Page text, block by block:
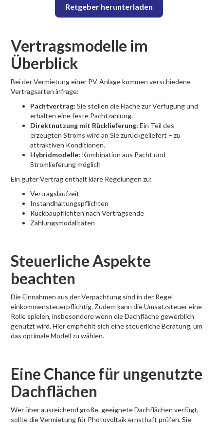
Retgeber herunterladen
Vertragsmodelle im
Überblick
Bei der Vermietung einer PV-Anlage kommen verschiedene
Vertragsarten infrage:
Pachtvertrag: Sie stellen die Fläche zur Verfügung und
erhalten eine feste Pachtzahlung.
Direktnutzung mit Rücklieferung: Ein Teil des
erzeugten Stroms wird an Sie zurückgeliefert – zu
attraktiven Konditionen.
Hybridmodelle: Kombination aus Pacht und
Stromlieferung möglich
Ein guter Vertrag enthält klare Regelungen zu:
Vertragslaufzeit
Instandhaltungspflichten
Rückbaupflichten nach Vertragsende
Zahlungsmodalitäten
Steuerliche Aspekte
beachten
Die Einnahmen aus der Verpachtung sind in der Regel
einkommensteuerpflichtig. Zudem kann die Umsatzsteuer eine
Rolle spielen, insbesondere wenn die Dachfläche gewerblich
genutzt wird. Hier empfiehlt sich eine steuerliche Beratung, um
das optimale Modell zu wählen.
Eine Chance für ungenutzte
Dachflächen
Wer über ausreichend große, geeignete Dachflächen verfügt,
sollte die Vermietung für Photovoltaik ernsthaft prüfen. Sie